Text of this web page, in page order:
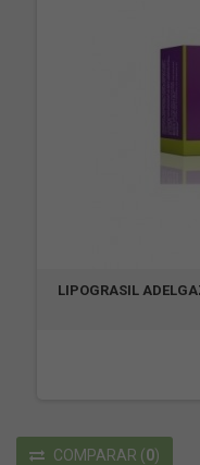
LIPOGRASIL
COMPARAR (0)